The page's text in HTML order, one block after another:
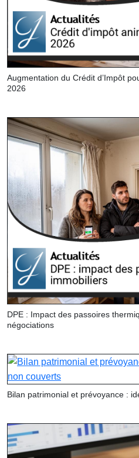
Augmentation du Crédit d’Impôt
2026
DPE : Impact des passoires
négociations
Bilan patrimonial et prévoyance :